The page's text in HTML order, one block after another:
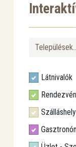
Látnivalók